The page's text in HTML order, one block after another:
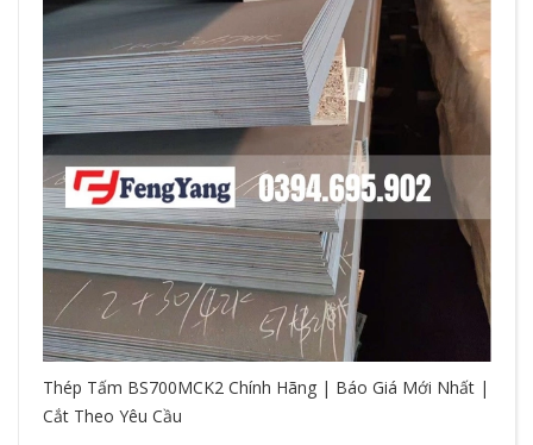
Thép Tấm BS700MCK2 Chính Hãng | Báo Giá Mới Nhất |
Cắt Theo Yêu Cầu